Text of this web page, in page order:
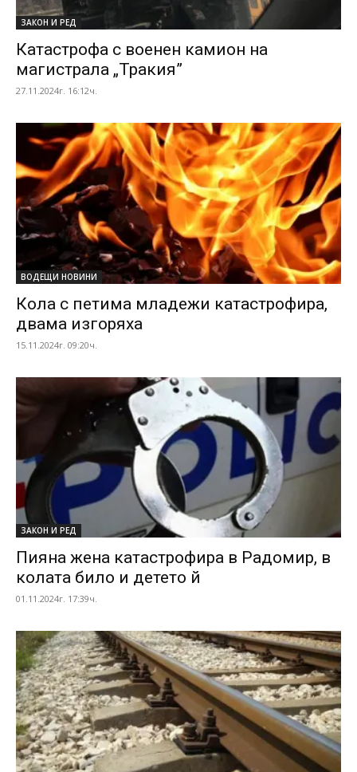
ЗАКОН И РЕД
Катастрофа с военен камион на
магистрала „Тракия”
27.11.2024г. 16:12ч.
ВОДЕЩИ НОВИНИ
Кола с петима младежи катастрофира,
двама изгоряха
15.11.2024г. 09:20ч.
ЗАКОН И РЕД
Пияна жена катастрофира в Радомир, в
колата било и детето й
01.11.2024г. 17:39ч.